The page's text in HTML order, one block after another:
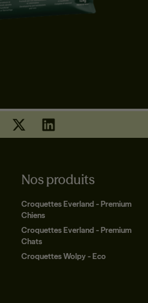
Nos produits
Croquettes Everland - Premium
Chiens
Croquettes Everland - Premium
Chats
Croquettes Wolpy - Eco